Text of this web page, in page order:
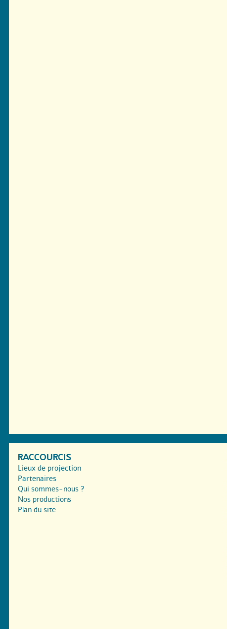
RACCOURCIS
Lieux de projection
Partenaires
Qui sommes-nous ?
Nos productions
Plan du site